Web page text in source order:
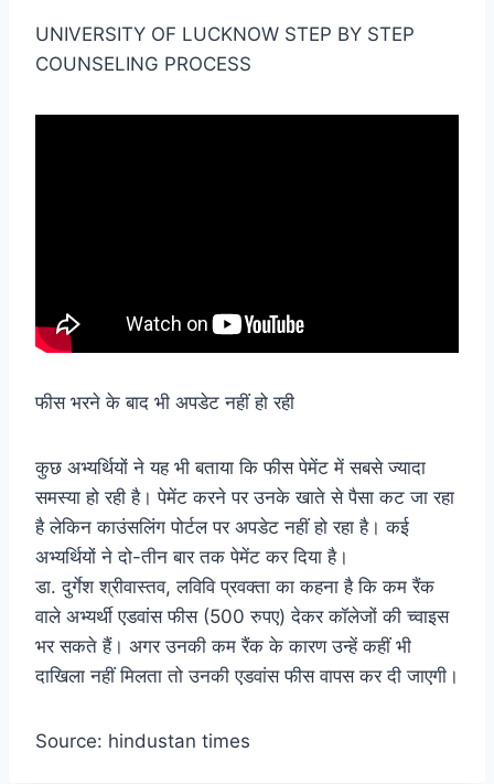
UNIVERSITY OF LUCKNOW STEP BY STEP
COUNSELING PROCESS
फीस भरने के बाद भी अपडेट नहीं हो रही
कुछ अभ्यर्थियों ने यह भी बताया कि फीस पेमेंट में सबसे ज्यादा
समस्या हो रही है। पेमेंट करने पर उनके खाते से पैसा कट जा रहा
है लेकिन काउंसलिंग पोर्टल पर अपडेट नहीं हो रहा है। कई
अभ्यर्थियों ने दो-तीन बार तक पेमेंट कर दिया है।
डा. दुर्गेश श्रीवास्तव, लविवि प्रवक्ता का कहना है कि कम रैंक
वाले अभ्यर्थी एडवांस फीस (500 रुपए) देकर कॉलेजों की च्वाइस
भर सकते हैं। अगर उनकी कम रैंक के कारण उन्हें कहीं भी
दाखिला नहीं मिलता तो उनकी एडवांस फीस वापस कर दी जाएगी।
Source: hindustan times